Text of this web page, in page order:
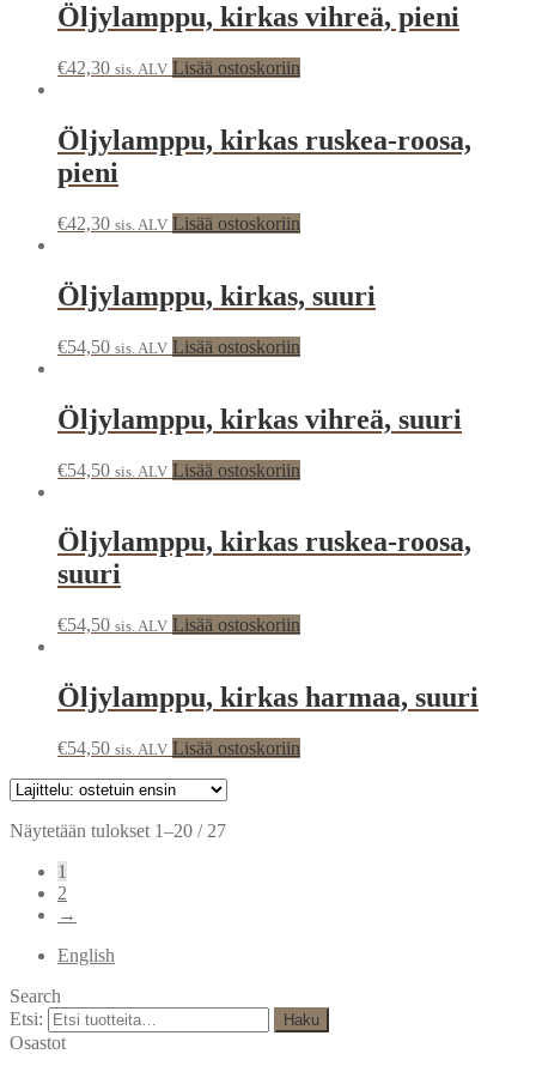
Öljylamppu, kirkas vihreä, pieni
€42,30 sis. ALV Lisää ostoskoriin
Öljylamppu, kirkas ruskea-roosa,
pieni
€42,30 sis. ALV Lisää ostoskoriin
Öljylamppu, kirkas, suuri
€54,50 sis. ALV Lisää ostoskoriin
Öljylamppu, kirkas vihreä, suuri
€54,50 sis. ALV Lisää ostoskoriin
Öljylamppu, kirkas ruskea-roosa,
suuri
€54,50 sis. ALV Lisää ostoskoriin
Öljylamppu, kirkas harmaa, suuri
€54,50 sis. ALV Lisää ostoskoriin
Näytetään tulokset 1–20 / 27
1
2
→
English
Search
Etsi:
Haku
Osastot